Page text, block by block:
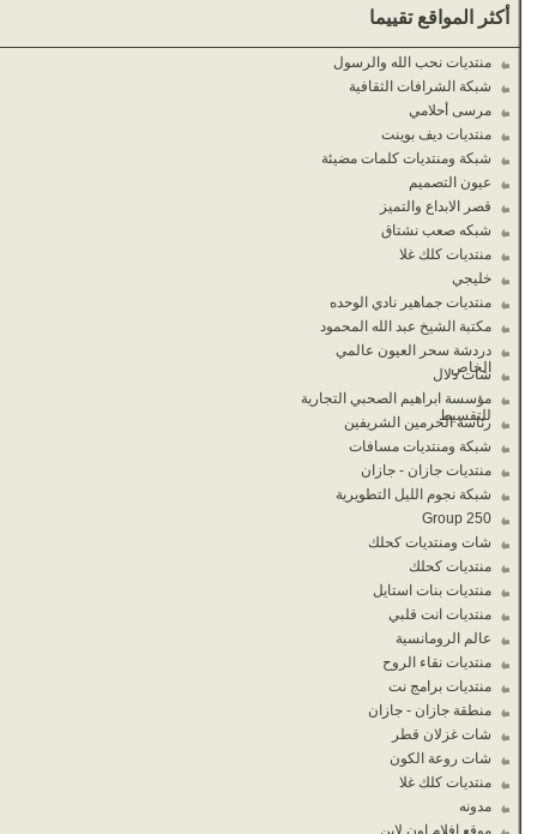
أكثر المواقع تقييما
منتديات نحب الله والرسول
شبكة الشرافات الثقافية
مرسى أحلامي
منتديات ديف بوينت
شبكة ومنتديات كلمات مضيئة
عيون التصميم
قصر الابداع والتميز
شبكه صعب نشتاق
منتديات كلك غلا
خليجي
منتديات جماهير نادي الوحده
مكتبة الشيخ عبد الله المحمود
دردشة سحر العيون عالمي
الخاص
شات دلال
مؤسسة ابراهيم الصحبي التجارية
للتقسيط
رئاسة الحرمين الشريفين
شبكة ومنتديات مسافات
منتديات جازان - جازان
شبكة نجوم الليل التطويرية
Group 250
شات ومنتديات كحلك
منتديات كحلك
منتديات بنات استايل
منتديات انت قلبي
عالم الرومانسية
منتديات نقاء الروح
منتديات برامج نت
منطقة جازان - جازان
شات غزلان قطر
شات روعة الكون
منتديات كلك غلا
مدونه
موقع افلام اون لاين